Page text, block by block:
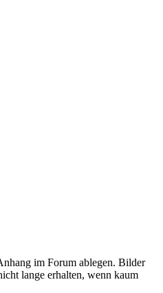
im Forum ablegen. Bilder
lange erhalten, wenn kaum